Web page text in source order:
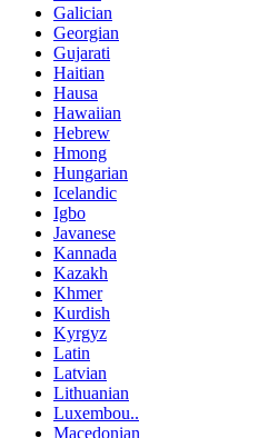
Galician
Georgian
Gujarati
Haitian
Hausa
Hawaiian
Hebrew
Hmong
Hungarian
Icelandic
Igbo
Javanese
Kannada
Kazakh
Khmer
Kurdish
Kyrgyz
Latin
Latvian
Lithuanian
Luxembou..
Macedonian